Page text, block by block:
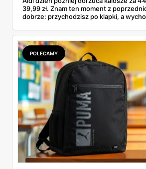
39,99 zł. Znam ten moment z
dobrze: przychodzisz po klapki, a
pojawi się w gazetkach w przyszłym
sens kupować jesień, zanim skończą
POLECAMY